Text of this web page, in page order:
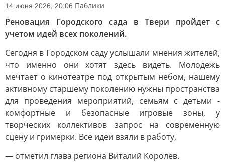
14 июня 2026, 20:06 Паблики
Реновация Городского сада в Твери пройдет с
учетом идей всех поколений.
Сегодня в Городском саду услышали мнения жителей,
что именно они хотят здесь видеть. Молодежь
мечтает о кинотеатре под открытым небом, нашему
активному старшему поколению нужны пространства
для проведения мероприятий, семьям с детьми -
комфортные и безопасные игровые зоны, у
творческих коллективов запрос на современную
сцену и гримерки. Все идеи взяли в работу,
— отметил глава региона Виталий Королев.